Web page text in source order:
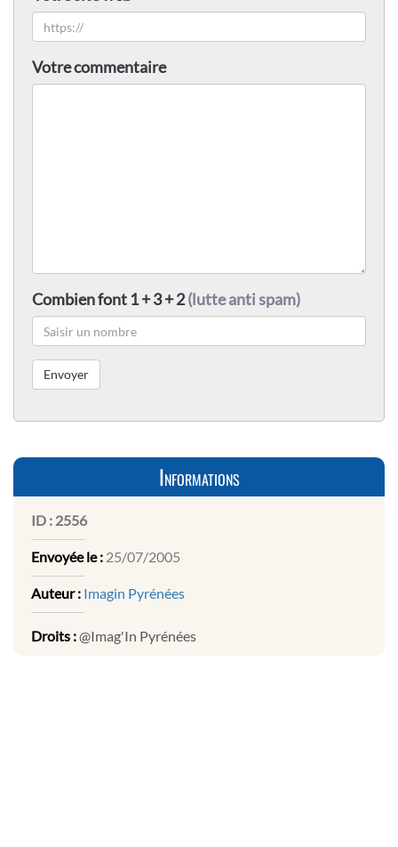
Votre commentaire
Combien font 1 + 3 + 2(lutte anti spam)
Informations
ID : 2556
Envoyée le : 25/07/2005
Auteur : Imagin Pyrénées
Droits :@Imag'In Pyrénées